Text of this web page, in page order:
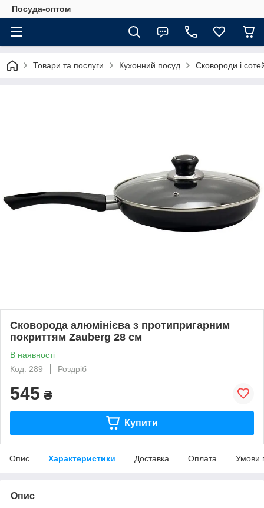
Посуда-оптом
Товари та послуги Кухонний посуд Сковороди і
Сковорода алюмінієва з протипригарним
покриттям Zauberg 28 см
В наявності
Код: 289
Роздріб
545 ₴
Купити
Опис Характеристики Доставка Оплата Умови
Опис